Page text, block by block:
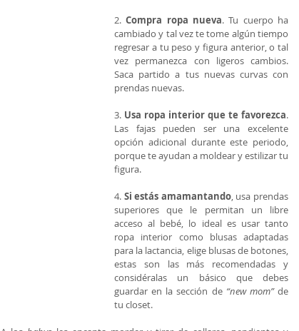
2. Compra ropa nueva. Tu cuerpo ha
cambiado y tal vez te tome algún tiempo
regresar a tu peso y figura anterior, o tal
vez permanezca con ligeros cambios.
Saca partido a tus nuevas curvas con
prendas nuevas.
3. Usa ropa interior que te favorezca.
Las fajas pueden ser una excelente
opción adicional durante este periodo,
porque te ayudan a moldear y estilizar tu
figura.
4. Si estás amamantando, usa prendas
superiores que le permitan un libre
acceso al bebé, lo ideal es usar tanto
ropa interior como blusas adaptadas
para la lactancia, elige blusas de botones,
estas son las más recomendadas y
considéralas un básico que debes
guardar en la sección de “new mom” de
tu closet.